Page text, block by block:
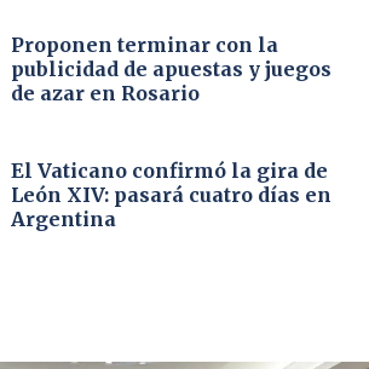
Proponen terminar con la
publicidad de apuestas y juegos
de azar en Rosario
El Vaticano confirmó la gira de
León XIV: pasará cuatro días en
Argentina